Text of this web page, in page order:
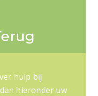
hulp bij
hieronder uw